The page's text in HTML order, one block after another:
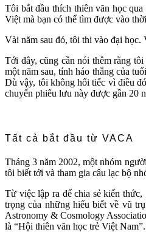
Tôi bắt đầu thích thiên văn học
Việt mà bạn có thể tìm được vào
Vài năm sau đó, tôi thi vào đại học.
Tới đây, cũng cần nói thêm rằng
một năm sau, tính háo thắng của
Dù vậy, tôi không hối tiếc vì điều
chuyến phiêu lưu này được gần 20
Tất cả bắt đầu từ VACA
Tháng 3 năm 2002, một nhóm
tôi biết tới và tham gia câu lạc bộ
Từ việc lập ra để chia sẻ kiến
trọng của những hiểu biết về vũ
Astronomy & Cosmology
là “Hội thiên văn học trẻ Việt Nam”.